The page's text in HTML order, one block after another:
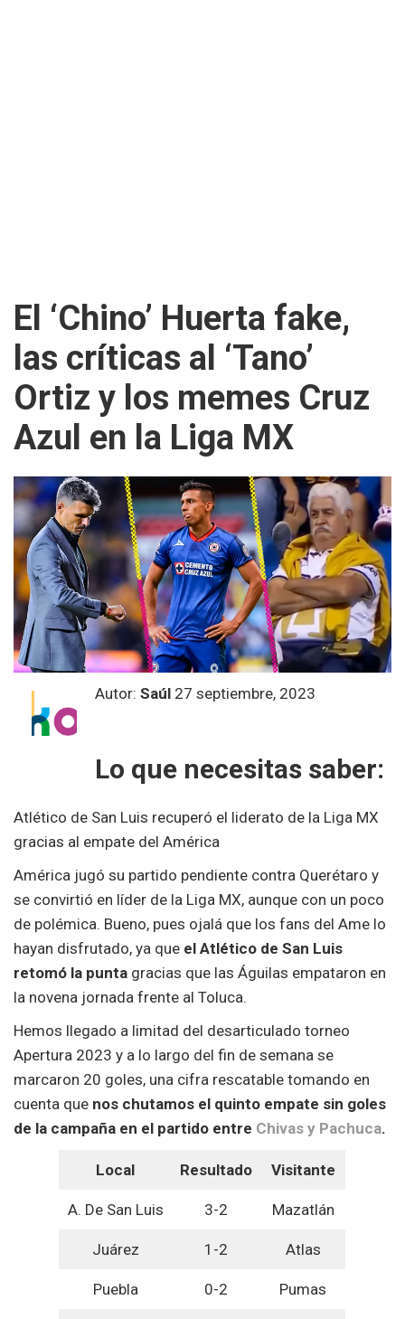
El ‘Chino’ Huerta fake,
las críticas al ‘Tano’
Ortiz y los memes Cruz
Azul en la Liga MX
Autor: Saúl 27 septiembre, 2023
Lo que necesitas saber:
Atlético de San Luis recuperó el liderato de la Liga MX
gracias al empate del América
América jugó su partido pendiente contra Querétaro y
se convirtió en líder de la Liga MX, aunque con un poco
de polémica. Bueno, pues ojalá que los fans del Ame lo
hayan disfrutado, ya que el Atlético de San Luis
retomó la punta gracias que las Águilas empataron en
la novena jornada frente al Toluca.
Hemos llegado a limitad del desarticulado torneo
Apertura 2023 y a lo largo del fin de semana se
marcaron 20 goles, una cifra rescatable tomando en
cuenta que nos chutamos el quinto empate sin goles
de la campaña en el partido entre Chivas y Pachuca.
Local Resultado Visitante
A. De San Luis 3-2 Mazatlán
Juárez 1-2 Atlas
Puebla 0-2 Pumas